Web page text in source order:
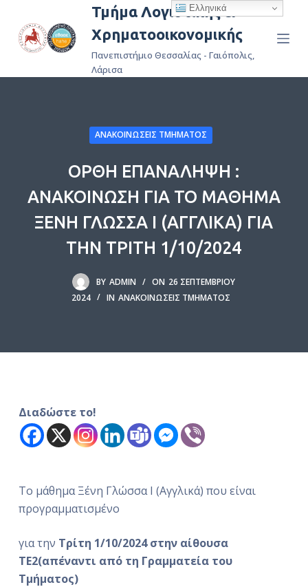
ε
ε
Τμήμα Λογιστικής &
Χρηματοοικονομικής
Πανεπιστήμιο Θεσσαλίας - Γαιόπολις,
Λάρισα
ΑΝΑΚΟΙΝΏΣΕΙΣ ΤΜΉΜΑΤΟΣ
ΟΡΘΗ ΕΠΑΝΑΛΗΨΗ :
ΑΝΑΚΟΙΝΩΣΗ ΓΙΑ ΤΟ ΜΑΘΗΜΑ
ΞΕΝΗ ΓΛΩΣΣΑ Ι (ΑΓΓΛΙΚΑ) ΓΙΑ
ΤΗΝ ΤΡΙΤΗ 1/10/2024
BY ADMIN ON 26 ΣΕΠΤΕΜΒΡΊΟΥ
2024
IN ΑΝΑΚΟΙΝΏΣΕΙΣ ΤΜΉΜΑΤΟΣ
Διαδώστε το!
Το μάθημα Ξένη Γλώσσα Ι (Αγγλικά) που είναι
προγραμματισμένο
για την Τρίτη 1/10/2024 στην αίθουσα
ΤΕ2(απέναντι από τη Γραμματεία του
Τμήματος)
Ελληνικά